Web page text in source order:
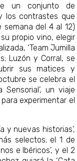
un conjunto de
los contrastes que
semana del 4 al 12)
propio vino, elegir
‘Team Jumilla
Luzón y Corral, se
sus matices y
se celebra el
Sensorial’, un viaje
experimentar el
y nuevas historias’,
selectos; el 1 de
e Ibéricos’, y el 2